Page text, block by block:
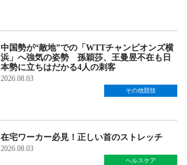
中国勢が“敵地”での「WTTチャンピオンズ横
浜」へ強気の姿勢 孫穎莎、王曼昱不在も日
本勢に立ちはだかる4人の刺客
2026.08.03
その他競技
在宅ワーカー必見！正しい首のストレッチ
2026.08.03
ヘルスケア